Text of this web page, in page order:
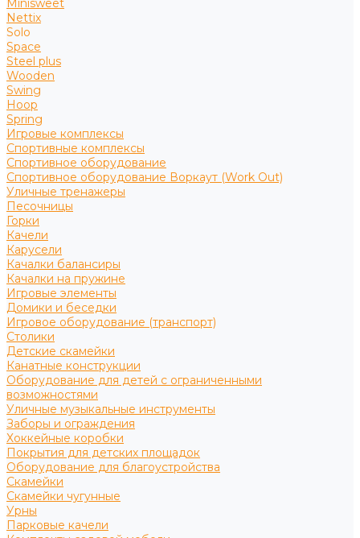
Minisweet
Nettix
Solo
Space
Steel plus
Wooden
Swing
Hoop
Spring
Игровые комплексы
Спортивные комплексы
Спортивное оборудование
Спортивное оборудование Воркаут (Work Out)
Уличные тренажеры
Песочницы
Горки
Качели
Карусели
Качалки балансиры
Качалки на пружине
Игровые элементы
Домики и беседки
Игровое оборудование (транспорт)
Столики
Детские скамейки
Канатные конструкции
Оборудование для детей с ограниченными
возможностями
Уличные музыкальные инструменты
Заборы и ограждения
Хоккейные коробки
Покрытия для детских площадок
Оборудование для благоустройства
Скамейки
Скамейки чугунные
Урны
Парковые качели